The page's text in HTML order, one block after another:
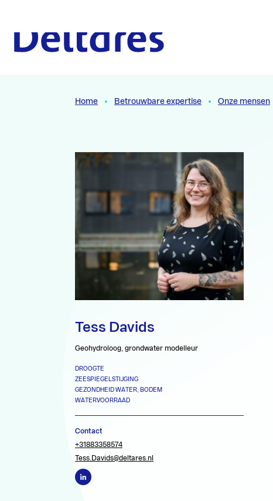
Home Betrouwbare expertise Onze mensen
Tess Davids
Geohydroloog, grondwater modelleur
DROOGTE
ZEESPIEGELSTIJGING
GEZONDHEID WATER, BODEM
WATERVOORRAAD
Contact
+31883358574
Tess.Davids@deltares.nl